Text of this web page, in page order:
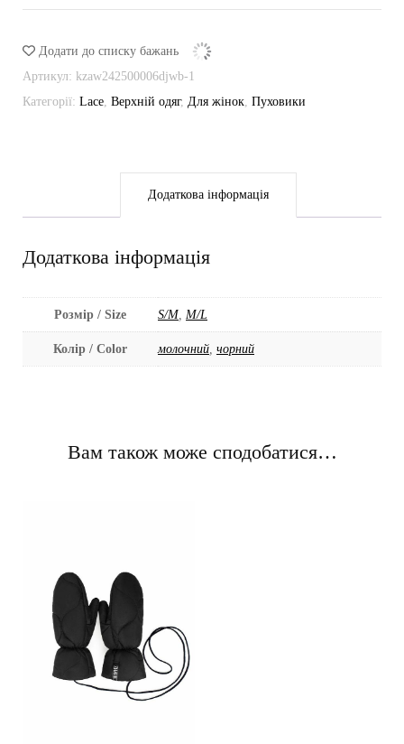
Додати до списку бажань
Артикул: kzaw242500006djwb-1
Категорії: Lace Верхній одяг, Для жінок Пуховики
Додаткова інформація
Додаткова інформація
Розмір / Size S/M, M/L
Колір / Color молочний чорний
Вам також може сподобатися…